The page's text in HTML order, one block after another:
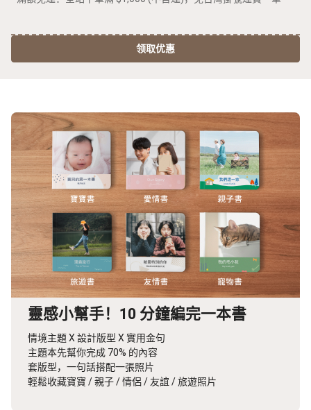
靈感小幫手！10 分鐘編完一本書
情境主題 X 設計版型 X 實用金句
主題本先幫你完成 70% 的內容
套版型，一句話搭配一張照片
輕鬆收藏寶寶 / 親子 / 情侶 / 友誼 / 旅遊照片